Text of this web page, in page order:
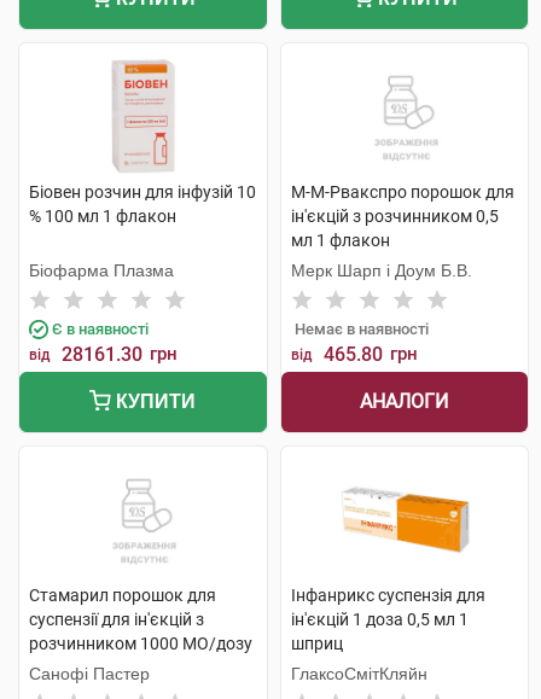
Біовен розчин для інфузій 10
% 100 мл 1 флакон
Біофарма Плазма
Є в наявності
від 28161.30 грн
КУПИТИ
М-М-Рвакспро порошок для
ін'єкцій з розчинником 0,5
мл 1 флакон
Мерк Шарп і Доум Б.В.
Немає в наявності
від 465.80 грн
АНАЛОГИ
Стамарил порошок для
суспензії для ін'єкцій з
розчинником 1000 МО/дозу
1 флакон
Санофі Пастер
Інфанрикс суспензія для
ін'єкцій 1 доза 0,5 мл 1
шприц
ГлаксоСмітКляйн